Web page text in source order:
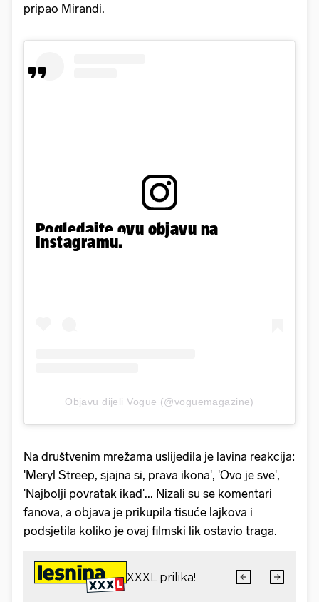
pripao Mirandi.
Pogledajte ovu objavu na
Instagramu.
Objavu dijeli Vogue (@voguemagazine)
Na društvenim mrežama uslijedila je lavina reakcija:
'Meryl Streep, sjajna si, prava ikona', 'Ovo je sve',
'Najbolji povratak ikad'... Nizali su se komentari
fanova, a objava je prikupila tisuće lajkova i
podsjetila koliko je ovaj filmski lik ostavio traga.